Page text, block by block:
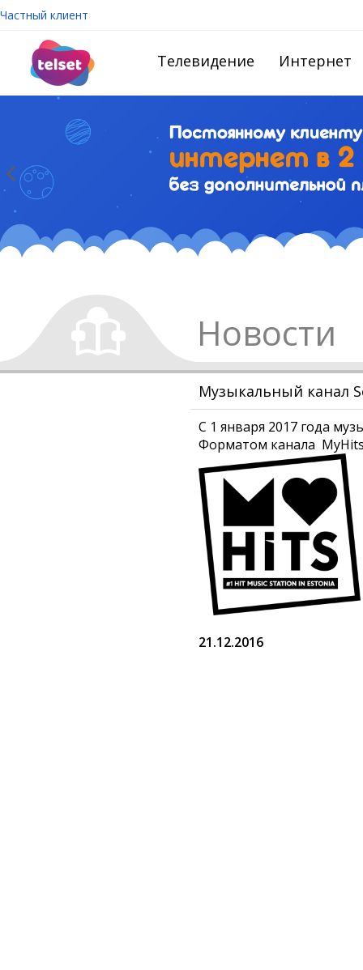
Частный клиент
Телевидение Интернет
Новости
Музыкальный канал
С 1 января 2017 года
Форматом канала
21.12.2016